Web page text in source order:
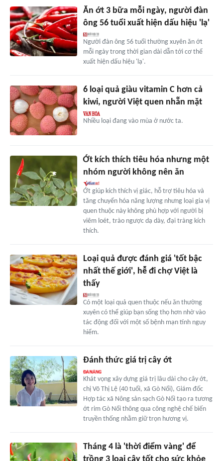
Ăn ớt 3 bữa mỗi ngày, người đàn
ông 56 tuổi xuất hiện dấu hiệu 'lạ'
Người đàn ông 56 tuổi thường xuyên ăn ớt
mỗi ngày trong thời gian dài dẫn tới cơ thể
xuất hiện dấu hiệu 'lạ'.
6 loại quả giàu vitamin C hơn cả
kiwi, người Việt quen nhẵn mặt
Nhiều loại đang vào mùa ở nước ta.
Ớt kích thích tiêu hóa nhưng một
nhóm người không nên ăn
Ớt giúp kích thích vị giác, hỗ trợ tiêu hóa và
tăng chuyển hóa năng lượng nhưng loại gia vị
quen thuộc này không phù hợp với người bị
viêm loét, trào ngược dạ dày, đại tràng kích
thích.
Loại quả được đánh giá 'tốt bậc
nhất thế giới', hễ đi chợ Việt là
thấy
Có một loại quả quen thuộc nếu ăn thường
xuyên có thể giúp bạn sống thọ hơn nhờ vào
tác động đối với một số bệnh mạn tính nguy
hiểm.
Đánh thức giá trị cây ớt
Khát vọng xây dựng giá trị lâu dài cho cây ớt,
chị Võ Thị Lệ (40 tuổi, xã Gò Nổi), Giám đốc
Hợp tác xã Nông sản sạch Gò Nổi tạo ra tương
ớt rim Gò Nổi thông qua công nghệ chế biến
truyền thống nhằm giữ trọn hương vị.
Tháng 4 là 'thời điểm vàng' để